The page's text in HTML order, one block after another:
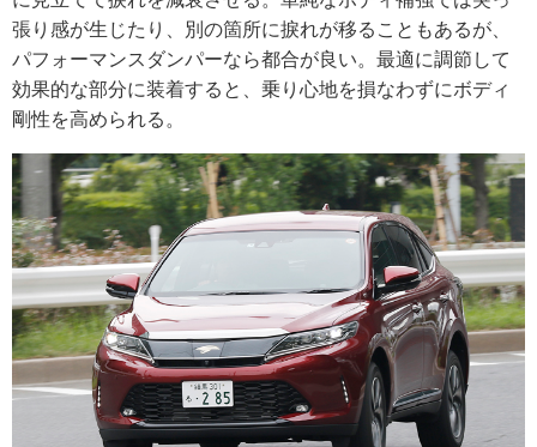
張り感が生じたり、別の箇所に捩れが移ることもあるが、
パフォーマンスダンパーなら都合が良い。最適に調節して
効果的な部分に装着すると、乗り心地を損なわずにボディ
剛性を高められる。